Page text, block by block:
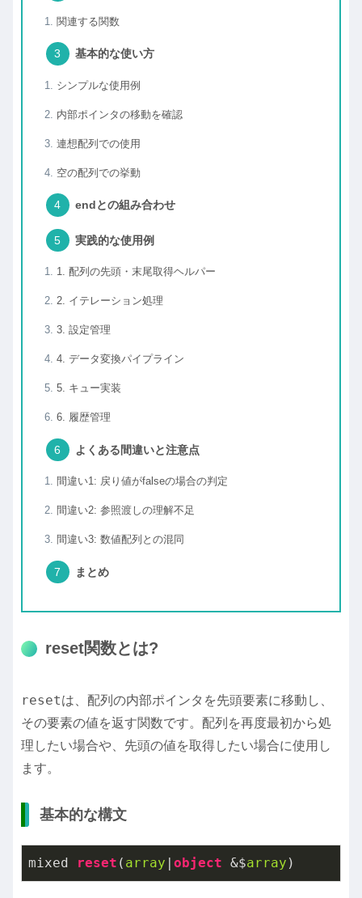
関連する関数
基本的な使い方
シンプルな使用例
内部ポインタの移動を確認
連想配列での使用
空の配列での挙動
endとの組み合わせ
実践的な使用例
1. 配列の先頭・末尾取得ヘルパー
2. イテレーション処理
3. 設定管理
4. データ変換パイプライン
5. キュー実装
6. 履歴管理
よくある間違いと注意点
間違い1: 戻り値がfalseの場合の判定
間違い2: 参照渡しの理解不足
間違い3: 数値配列との混同
まとめ
reset関数とは?
resetは、配列の内部ポインタを先頭要素に移動し、
その要素の値を返す関数です。配列を再度最初から処
理したい場合や、先頭の値を取得したい場合に使用し
ます。
基本的な構文
mixed reset ( array object &$array